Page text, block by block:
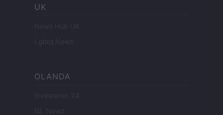
UK
News Hub UK
Lgbtq News
OLANDA
Investeren 24
NL Newz